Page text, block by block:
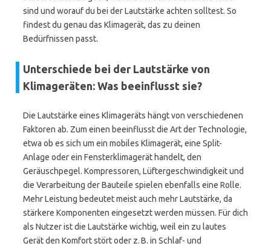
sind und worauf du bei der Lautstärke achten solltest. So
findest du genau das Klimagerät, das zu deinen
Bedürfnissen passt.
Unterschiede bei der Lautstärke von
Klimageräten: Was beeinflusst sie?
Die Lautstärke eines Klimageräts hängt von verschiedenen
Faktoren ab. Zum einen beeinflusst die Art der Technologie,
etwa ob es sich um ein mobiles Klimagerät, eine Split-
Anlage oder ein Fensterklimagerät handelt, den
Geräuschpegel. Kompressoren, Lüftergeschwindigkeit und
die Verarbeitung der Bauteile spielen ebenfalls eine Rolle.
Mehr Leistung bedeutet meist auch mehr Lautstärke, da
stärkere Komponenten eingesetzt werden müssen. Für dich
als Nutzer ist die Lautstärke wichtig, weil ein zu lautes
Gerät den Komfort stört oder z. B. in Schlaf- und